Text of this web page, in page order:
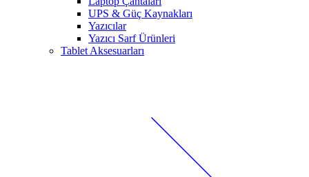
UPS & Güç Kaynakları
Yazıcılar
Yazıcı Sarf Ürünleri
Tablet Aksesuarları